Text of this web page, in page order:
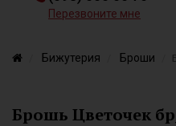
Перезвоните мне
Бижутерия Броши
Брошь Цветочек